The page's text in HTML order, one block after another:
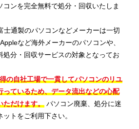
コンを完全無料で処分・回収いたしま
士通製のパソコンなどメーカーは一切
など海外メーカーのパソコンや、
処分・回収サービスの対象となってお
の自社工場で一貫してパソコンのリユ
っているため、データ流出などの心配
ただけます。 パソコン廃棄、処分に迷
トをご利用下さい。